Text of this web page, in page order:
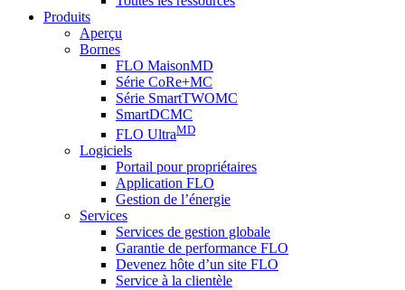
Produits
Aperçu
Bornes
FLO MaisonMD
Série CoRe+MC
Série SmartTWOMC
SmartDCMC
FLO UltraMD
Logiciels
Portail pour propriétaires
Application FLO
Gestion de l’énergie
Services
Services de gestion globale
Garantie de performance FLO
Devenez hôte d’un site FLO
Service à la clientèle